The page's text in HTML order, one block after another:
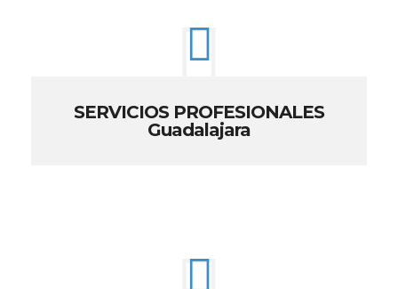
SERVICIOS PROFESIONALES
Guadalajara